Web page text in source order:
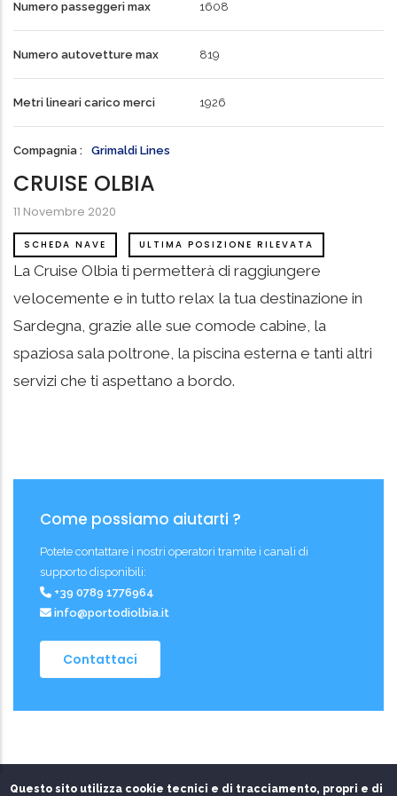
Numero passeggeri max 1608
Numero autovetture max 819
Metri lineari carico merci 1926
Compagnia Grimaldi Lines
CRUISE OLBIA
11 Novembre 2020
SCHEDA NAVE ULTIMA POSIZIONE RILEVATA
La Cruise Olbia ti permetterà di raggiungere
velocemente e in tutto relax la tua destinazione in
Sardegna, grazie alle sue comode cabine, la
spaziosa sala poltrone, la piscina esterna e tanti altri
servizi che ti aspettano a bordo.
Come possiamo aiutarti ?
Potete contattare i nostri operatori tramite i canali di
supporto disponibili:
+39 0789 1776964
info@portodiolbia.it
Contattaci
Questo sito utilizza cookie tecnici e di tracciamento, propri e di